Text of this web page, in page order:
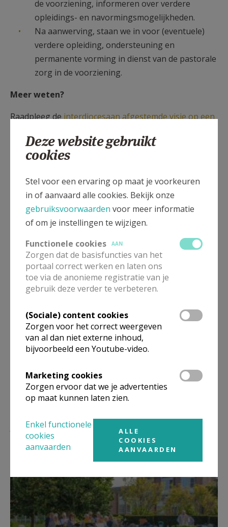
de voorziening, informeren over verdere
opleidings- en navormingsmogelijkheden.
Na aanwerving, staan we in voor (eventuele)
verdere opleiding, ondersteuning en
permanente vorming in dienst van de pastorale
zorg in de voorziening.
Meer weten?
Raadpleeg deinterdiocesaan afgestemde visie op een
gaan we in gesprek met kandidaat-pastores om af te
stemmen of een zending wenselijk is of welk
criteria voldaan is maar een zending wel gewenst
wordt.
Wil je jouw vacature hier bekend maken of ben je op
en functieomschrijvingen?Mail ons
Heb je interesse in een job als pastor en wil je graag
meer info over de functie of over
De Deyne.
Wil je graag solliciteren? Neem dan contact met de
voorziening zoals vermeld op de vacature.
Lees meer
Deze website gebruikt
cookies
Stel voor een ervaring op maat je voorkeuren
in of aanvaard alle cookies. Bekijk onze
gebruiksvoorwaarden voor meer informatie
of om je instellingen te wijzigen.
Functionele cookies
AAN
Zorgen dat de basisfuncties van het
portaal correct werken en laten ons
toe via de anonieme registratie van je
gebruik deze verder te verbeteren.
(Sociale) content cookies
Zorgen voor het correct weergeven
van al dan niet externe inhoud,
bijvoorbeeld een Youtube-video.
Marketing cookies
Zorgen ervoor dat we je advertenties
op maat kunnen laten zien.
Enkel functionele
cookies
aanvaarden
ALLE
COOKIES
AANVAARDEN